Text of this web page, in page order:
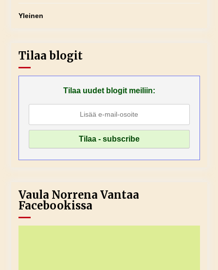
Yleinen
Tilaa blogit
Tilaa uudet blogit meiliin:
Vaula Norrena Vantaa
Facebookissa